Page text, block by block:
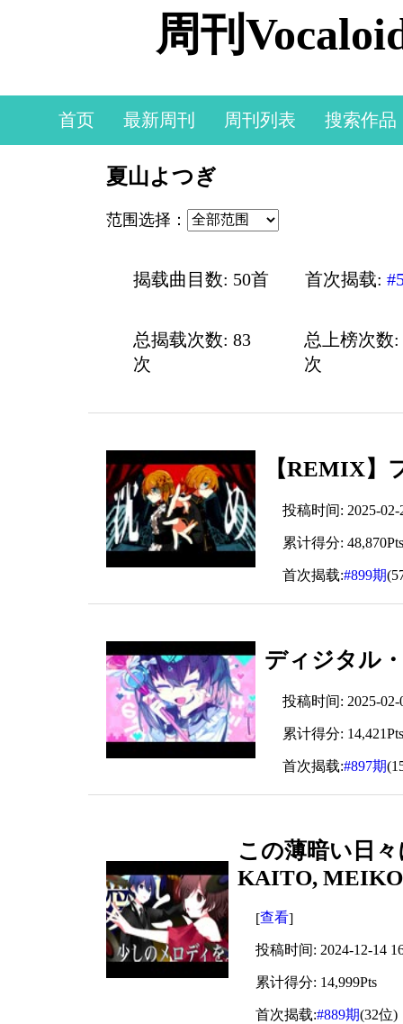
周刊
首页 最新周刊 周刊列表 搜索作品
夏山よつぎ
范围选择：
揭载曲目数: 50首 首次揭载:
总揭载次数: 83
次
总上榜次数:
次
【REMIX】
投稿时间: 2025-02-
累计得分:
首次揭载:#899期
ディジタル
投稿时间: 2025-02-
累计得分:
首次揭载:#897期
この薄暗い日
KAITO, MEIKO
[查看]
投稿时间: 2024-12-14
累计得分: 14,999Pts
首次揭载:#889期(32位)